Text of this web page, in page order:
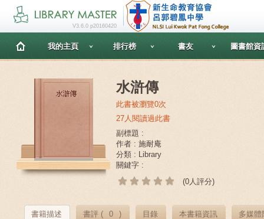
V3.6.0 p20160420
我的主頁 排行榜 書友 圖書館資
水滸傳
此書被瀏覽0次
27人閱讀過此書
副標題 :
作者 : 施耐庵
分類 : Library
關鍵字 :
(0人評分)
書籍描述 書評 ( 0 ) 目錄 本書籍資訊 多媒體